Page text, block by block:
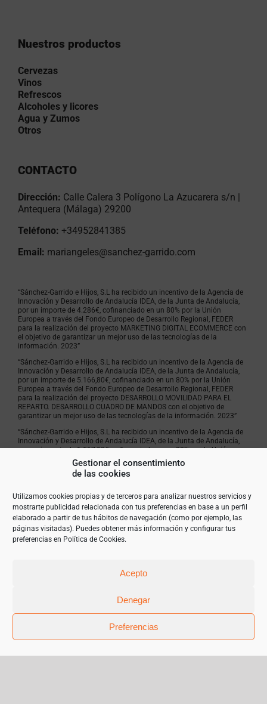
Gestionar el consentimiento
de las cookies
Utilizamos cookies propias y de terceros para analizar nuestros servicios y
mostrarte publicidad relacionada con tus preferencias en base a un perfil
elaborado a partir de tus hábitos de navegación (como por ejemplo, las
páginas visitadas). Puedes obtener más información y configurar tus
preferencias en Política de Cookies.
Acepto
Denegar
Preferencias
Nuestros productos
Cervezas
Vinos
Refrescos
Alcoholes y licores
Agua y Zumos
Otros
CONTACTO
Dirección: Calle Calera 3 Polígono La Azucarera s/n |
Antequera (Málaga) 29200
Teléfono: +34952841385
Email: mariangeles@sanchez-garrido.com
“Sánchez-Garrido e Hijos, S.L ha recibido un incentivo de la Agencia de
Innovación y Desarrollo de Andalucía IDEA, de la Junta de Andalucía,
por un importe de 4.286€, cofinanciado en un 80% por la Unión
Europea a través del Fondo Europeo de Desarrollo Regional, FEDER
para la realización del proyecto MARKETING DIGITAL ECOMMERCE con
el objetivo de garantizar un mejor uso de las tecnologías de la
información. 2023”
“Sánchez-Garrido e Hijos, S.L ha recibido un incentivo de la Agencia de
Innovación y Desarrollo de Andalucía IDEA, de la Junta de Andalucía,
por un importe de 5.166,80€, cofinanciado en un 80% por la Unión
Europea a través del Fondo Europeo de Desarrollo Regional, FEDER
para la realización del proyecto DESARROLLO MOVILIDAD PARA EL
REPARTO. DESARROLLO CUADRO DE MANDOS con el objetivo de
garantizar un mejor uso de las tecnologías de la información. 2023”
“Sánchez-Garrido e Hijos, S.L ha recibido un incentivo de la Agencia de
Innovación y Desarrollo de Andalucía IDEA, de la Junta de Andalucía,
por un importe de 1.517,50€, cofinanciado en un 80% por la Unión
Europea a través del Fondo Europeo de Desarrollo Regional, FEDER
para la realización del proyecto POTENCIACIÓN Y MEJORA
ECOMMERCE. NUEVO SERVIDOR Y OPTIMIZACIÓN ALMACENAJE con el
información. 2023”
Contacto|Proveedores|Productos|Política de privacidad|